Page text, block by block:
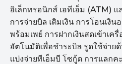
อิเล็กทรอนิกส์ เอทีเอ็ม (ATM) แ
การจ่ายบิล เติมเงิน การโอนเงิน
พร้อมเพย์ การฝากเงินสดเข้าเ
อัตโนมัติเพื่อชำระบิล รูดใช้จ่าย
แบ่งจ่ายทีเอ็มบี โซกู้ด การแลกค